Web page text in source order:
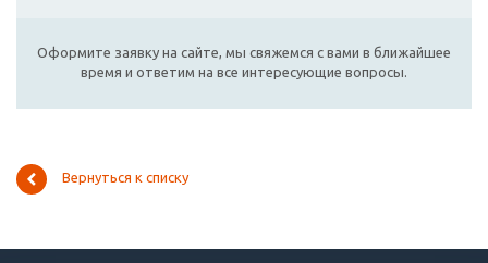
Оформите заявку на сайте, мы свяжемся с вами в ближайшее
время и ответим на все интересующие вопросы.
Вернуться к списку